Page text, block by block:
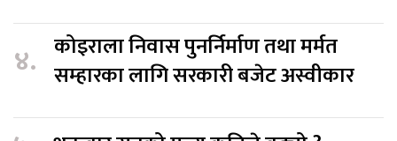
४. कोइराला निवास पुनर्निर्माण तथा मर्मत
सम्हारका लागि सरकारी बजेट अस्वीकार